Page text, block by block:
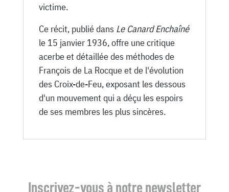
victime.
Ce récit, publié dans Le Canard Enchaîné
le 15 janvier 1936, offre une critique
acerbe et détaillée des méthodes de
François de La Rocque et de l'évolution
des Croix-de-Feu, exposant les dessous
d'un mouvement qui a déçu les espoirs
de ses membres les plus sincères.
Inscrivez-vous à notre newsletter